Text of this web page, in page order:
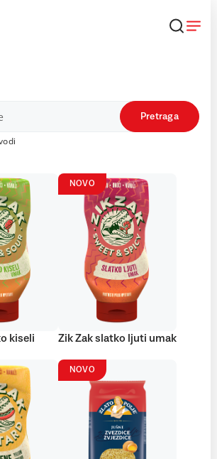
Pretraga
kiseli
NOVO
Zik Zak slatko ljuti umak
NOVO